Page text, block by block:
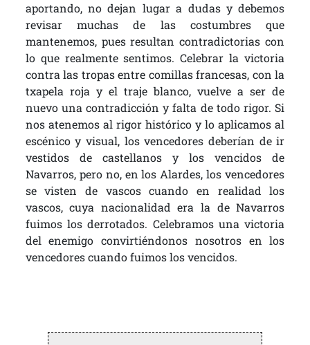
aportando, no dejan lugar a dudas y debemos
revisar muchas de las costumbres que
mantenemos, pues resultan contradictorias con
lo que realmente sentimos. Celebrar la victoria
contra las tropas entre comillas francesas, con la
txapela roja y el traje blanco, vuelve a ser de
nuevo una contradicción y falta de todo rigor. Si
nos atenemos al rigor histórico y lo aplicamos al
escénico y visual, los vencedores deberían de ir
vestidos de castellanos y los vencidos de
Navarros, pero no, en los Alardes, los vencedores
se visten de vascos cuando en realidad los
vascos, cuya nacionalidad era la de Navarros
fuimos los derrotados. Celebramos una victoria
del enemigo convirtiéndonos nosotros en los
vencedores cuando fuimos los vencidos.